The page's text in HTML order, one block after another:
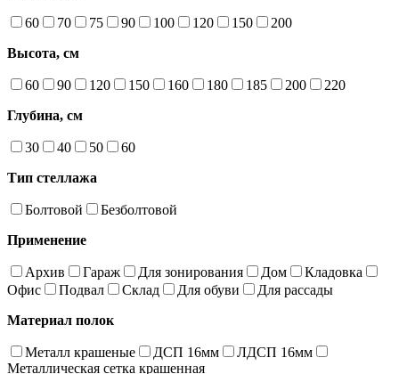
60 70 75 90 100 120 150
200
Высота, см
60 90 120 150 160 180 185 200
220
Глубина, см
30 40 50
60
Тип стеллажа
Болтовой
Безболтовой
Применение
Архив Гараж Для зонирования Дом
Кладовка
Офис
Подвал Склад Для обуви
Для рассады
Материал полок
Металл крашеные ДСП 16мм
ЛДСП 16мм
Металлическая сетка крашенная